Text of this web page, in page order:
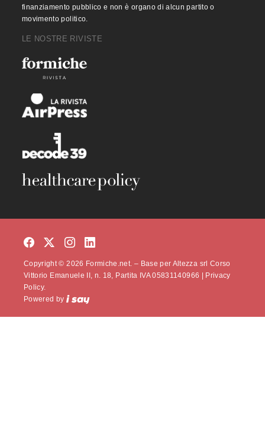
finanziamento pubblico e non è organo di alcun partito o
movimento politico.
LE NOSTRE RIVISTE
Copyright © 2026 Formiche.net. – Base per Altezza srl Corso
Vittorio Emanuele II, n. 18, Partita IVA 05831140966 | Privacy
Policy.
Powered by